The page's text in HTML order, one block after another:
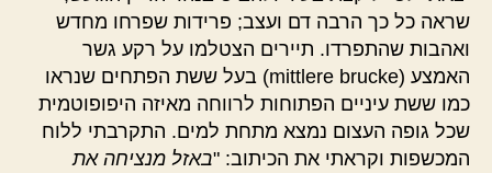
שראה כל כך הרבה דם ועצב; פרידות שפרחו מחדש
ואהבות שהתפרדו. תיירים הצטלמו על רקע גשר
האמצע (mittlere brucke) בעל ששת הפתחים שנראו
כמו ששת עיניים הפתוחות לרווחה מאיזה היפופוטמית
שכל גופה העצום נמצא מתחת למים. התקרבתי ללוח
המכשפות וקראתי את הכיתוב: "באזל מנציחה את